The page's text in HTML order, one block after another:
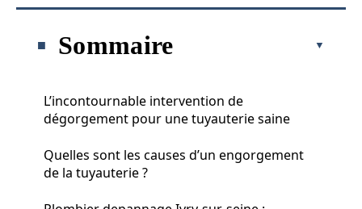
Sommaire
L’incontournable intervention de
dégorgement pour une tuyauterie saine
Quelles sont les causes d’un engorgement
de la tuyauterie ?